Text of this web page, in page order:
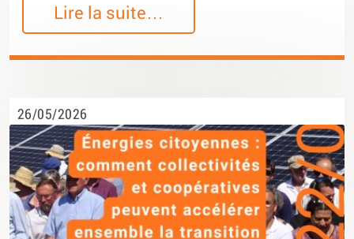
Lire la suite…
26/05/2026